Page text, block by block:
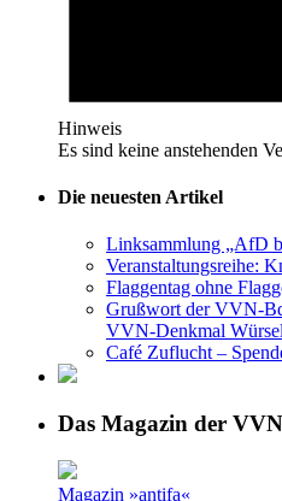
Hinweis
Es sind keine anstehenden
Die neuesten Artikel
Linksammlung „AfD
Veranstaltungsreihe:
Flaggentag ohne
Grußwort der VVN-
VVN-Denkmal
Café Zuflucht –
Das Magazin der
Magazin »antifa«